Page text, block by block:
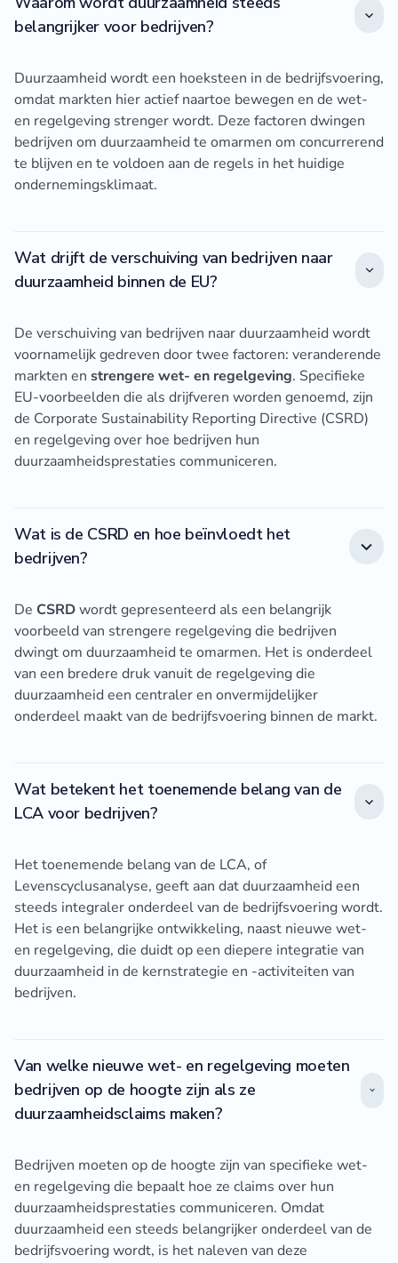
belangrijker voor bedrijven?
Duurzaamheid wordt een hoeksteen in de bedrijfsvoering,
omdat markten hier actief naartoe bewegen en de wet-
en regelgeving strenger wordt. Deze factoren dwingen
bedrijven om duurzaamheid te omarmen om concurrerend
te blijven en te voldoen aan de regels in het huidige
ondernemingsklimaat.
Wat drijft de verschuiving van bedrijven naar
duurzaamheid binnen de EU?
De verschuiving van bedrijven naar duurzaamheid wordt
voornamelijk gedreven door twee factoren: veranderende
markten en strengere wet- en regelgeving. Specifieke
EU-voorbeelden die als drijfveren worden genoemd, zijn
de Corporate Sustainability Reporting Directive (CSRD)
en regelgeving over hoe bedrijven hun
duurzaamheidsprestaties communiceren.
Wat is de CSRD en hoe beïnvloedt het
bedrijven?
De CSRDwordt gepresenteerd als een belangrijk
voorbeeld van strengere regelgeving die bedrijven
dwingt om duurzaamheid te omarmen. Het is onderdeel
van een bredere druk vanuit de regelgeving die
duurzaamheid een centraler en onvermijdelijker
onderdeel maakt van de bedrijfsvoering binnen de markt.
Wat betekent het toenemende belang van de
LCA voor bedrijven?
Het toenemende belang van de LCA, of
Levenscyclusanalyse, geeft aan dat duurzaamheid een
steeds integraler onderdeel van de bedrijfsvoering wordt.
Het is een belangrijke ontwikkeling, naast nieuwe wet-
en regelgeving, die duidt op een diepere integratie van
duurzaamheid in de kernstrategie en -activiteiten van
bedrijven.
Van welke nieuwe wet- en regelgeving moeten
bedrijven op de hoogte zijn als ze
duurzaamheidsclaims maken?
Bedrijven moeten op de hoogte zijn van specifieke wet-
en regelgeving die bepaalt hoe ze claims over hun
duurzaamheidsprestaties communiceren. Omdat
duurzaamheid een steeds belangrijker onderdeel van de
bedrijfsvoering wordt, is het naleven van deze